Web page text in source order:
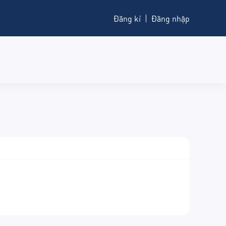
Đăng kí Đăng nhập